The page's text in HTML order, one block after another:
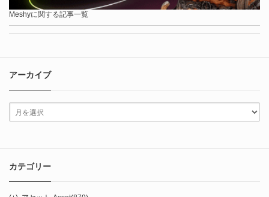
Meshyに関する記事一覧
アーカイブ
カテゴリー